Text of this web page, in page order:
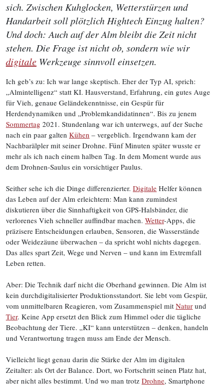
sich. Zwischen Kuhglocken, Wetterstürzen und
Handarbeit soll plötzlich Hightech Einzug halten?
Und doch: Auch auf der Alm bleibt die Zeit nicht
stehen. Die Frage ist nicht ob, sondern wie wir
digitale Werkzeuge sinnvoll einsetzen.
Ich geb’s zu: Ich war lange skeptisch. Eher der Typ AI, sprich:
„Almintelligenz“ statt KI. Hausverstand, Erfahrung, ein gutes Auge
für Vieh, genaue Geländekenntnisse, ein Gespür für
Herdendynamiken und „Problemkandidatinnen“. Bis zu jenem
Sommertag 2021. Stundenlang war ich unterwegs, auf der Suche
nach ein paar galten Kühen – vergeblich. Irgendwann kam der
Nachbarälpler mit seiner Drohne. Fünf Minuten später wusste er
mehr als ich nach einem halben Tag. In dem Moment wurde aus
dem Drohnen-Saulus ein vorsichtiger Paulus.
Seither sehe ich die Dinge differenzierter. Digitale Helfer können
das Leben auf der Alm erleichtern: Man kann zumindest
diskutieren über die Sinnhaftigkeit von GPS-Halsbänder, die
verlorenes Vieh schneller auffindbar machen. Wetter-Apps, die
präzisere Entscheidungen erlauben, Sensoren, die Wasserstände
oder Weidezäune überwachen – da spricht wohl nichts dagegen.
Das alles spart Zeit, Wege und Nerven – und kann im Extremfall
Leben retten.
Aber: Die Technik darf nicht die Oberhand gewinnen. Die Alm ist
kein durchdigitalisierter Produktionsstandort. Sie lebt vom Gespür,
vom unmittelbaren Reagieren, vom Zusammenspiel mit Natur und
Tier. Keine App ersetzt den Blick zum Himmel oder die tägliche
Beobachtung der Tiere. „KI“ kann unterstützen – denken, handeln
und Verantwortung tragen muss am Ende der Mensch.
Vielleicht liegt genau darin die Stärke der Alm im digitalen
Zeitalter: als Ort der Balance. Dort, wo Fortschritt seinen Platz hat,
aber nicht alles bestimmt. Und wo man trotz Drohne, Smartphone